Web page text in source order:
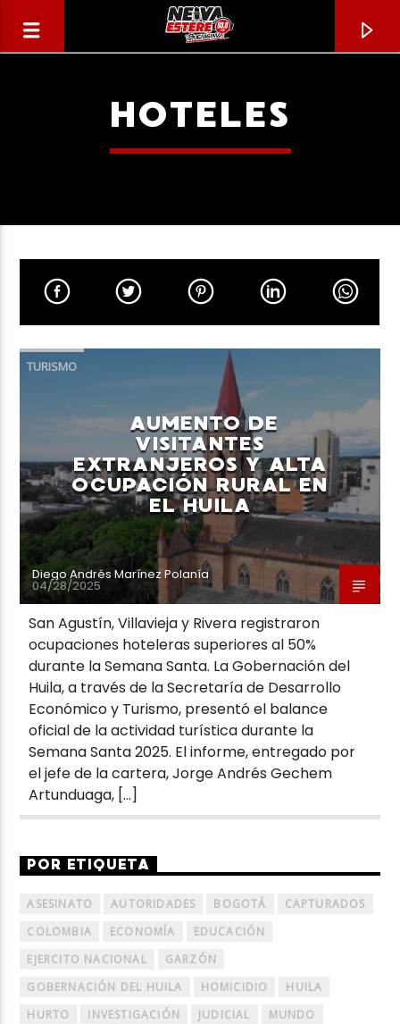
TÍTULO
Neiva Estereo
HOTELES
TURISMO
AUMENTO DE
VISITANTES
EXTRANJEROS Y ALTA
OCUPACIÓN RURAL EN
EL HUILA
Diego Andrés Marínez Polanía
04/28/2025
San Agustín, Villavieja y Rivera registraron
ocupaciones hoteleras superiores al 50%
durante la Semana Santa. La Gobernación del
Huila, a través de la Secretaría de Desarrollo
Económico y Turismo, presentó el balance
oficial de la actividad turística durante la
Semana Santa 2025. El informe, entregado por
el jefe de la cartera, Jorge Andrés Gechem
Artunduaga, […]
POR ETIQUETA
ASESINATO AUTORIDADES BOGOTÁ
CAPTURADOS
COLOMBIA
ECONOMÍA
EDUCACIÓN
EJERCITO NACIONAL
GARZÓN
GOBERNACIÓN DEL HUILA
HOMICIDIO
HUILA
HURTO
INVESTIGACIÓN JUDICIAL
MUNDO